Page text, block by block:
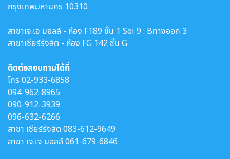
กรุงเทพมหานคร 10310
สาขาเจ.เจ มอลล์ - ห้อง F189 ชั้น 1 Soi 9 : Bทางออก 3
สาขาเซียร์รังสิต - ห้อง FG 142 ชั้น G
ติดต่อสอบถามได้ที่
โทร02-933-6858
094-962-8965
090-912-3939
096-632-6266
สาขา เซียร์รังสิต 083-612-9649
สาขา เจ.เจ มอลล์061-679-6846